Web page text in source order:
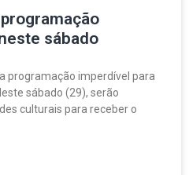
sábado
programação imperdível para
sábado (29), serão
culturais para receber o